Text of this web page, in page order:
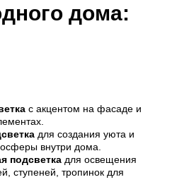
дома:
с акцентом на фасаде и
для создания уюта и
внутри дома.
подсветка для освещения
ступеней, тропинок для